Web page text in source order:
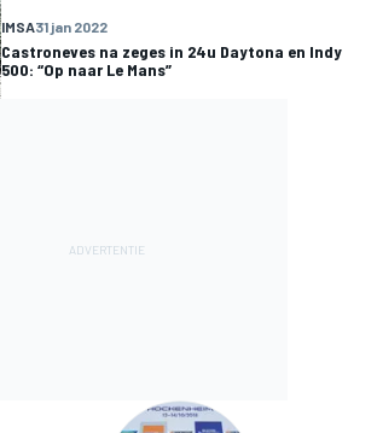
IMSA31 jan 2022
Castroneves na zeges in 24u Daytona en Indy
500: “Op naar Le Mans”